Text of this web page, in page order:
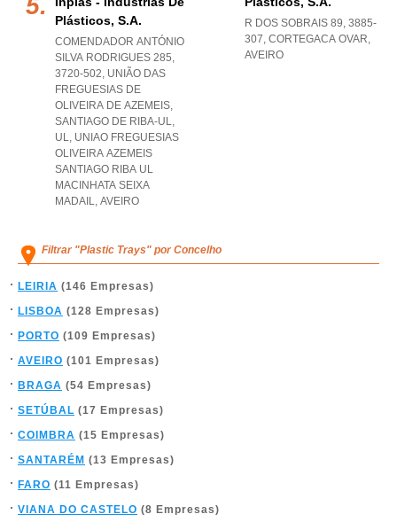
Plásticos, S.a.
COMENDADOR ANTÓNIO
SILVA RODRIGUES 285,
3720-502, UNIÃO DAS
FREGUESIAS DE
OLIVEIRA DE AZEMEIS,
SANTIAGO DE RIBA-UL,
UL, UNIAO FREGUESIAS
OLIVEIRA AZEMEIS
SANTIAGO RIBA UL
MACINHATA SEIXA
MADAIL, AVEIRO
R DOS SOBRAIS 89, 3885-
307, CORTEGACA OVAR,
AVEIRO
Filtrar "Plastic Trays" por Concelho
LEIRIA (146 Empresas)
LISBOA (128 Empresas)
PORTO (109 Empresas)
AVEIRO (101 Empresas)
BRAGA (54 Empresas)
SETÚBAL (17 Empresas)
COIMBRA (15 Empresas)
SANTARÉM (13 Empresas)
FARO (11 Empresas)
VIANA DO CASTELO (8 Empresas)